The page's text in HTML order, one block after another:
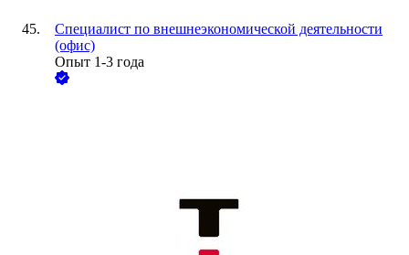
Специалист по внешнеэкономической деятельности
(офис)
Опыт 1-3 года